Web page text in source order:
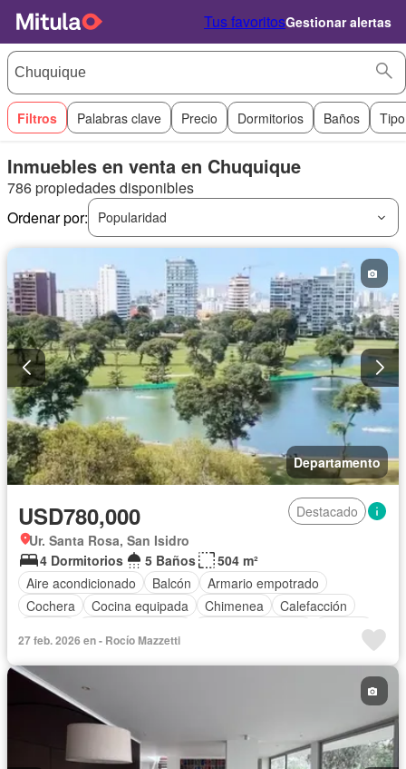
Tus favoritosGestionar alertas
Filtros Palabras clave Precio Dormitorios Baños
Inmuebles en venta en Chuquique
786 propiedades disponibles
Ordenar por:
Popularidad
Departamento
USD780,000
Destacado
Ur. Santa Rosa, San Isidro
4 Dormitorios
5 Baños
504 m²
Aire acondicionado
Balcón
Armario empotrado
Cochera
Cocina equipada Chimenea
Calefacción
Terraza
Patio
Vigilante Jardín
Ascensor
27 feb. 2026 en - Rocío Mazzetti